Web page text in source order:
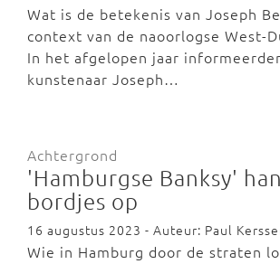
Wat is de betekenis van Joseph
context van de naoorlogse West-
In het afgelopen jaar
kunstenaar Joseph…
Achtergrond
'Hamburgse Banksy'
bordjes op
16 augustus 2023 - Auteur: Paul
Wie in Hamburg door de straten